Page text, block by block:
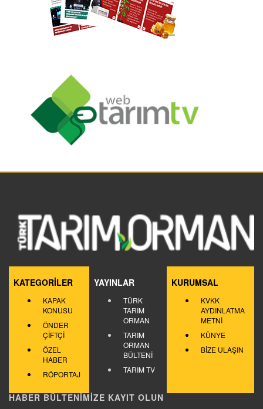
KATEGORİLER
KAPAK
KONUSU
ÖNDER
ÇİFTÇİ
ÖZEL
HABER
RÖPORTAJ
YAYINLAR
TÜRK
TARIM
ORMAN
TARIM
ORMAN
BÜLTENİ
TARIM TV
KURUMSAL
KVKK
AYDINLATMA
METNİ
KÜNYE
BİZE ULAŞIN
HABER BÜLTENİMİZE KAYIT OLUN